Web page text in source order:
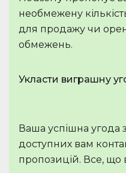
необмежену
для продажу чи
обмежень.
Укласти виграшну
Ваша успішна угода
доступних вам
пропозицій. Все, що